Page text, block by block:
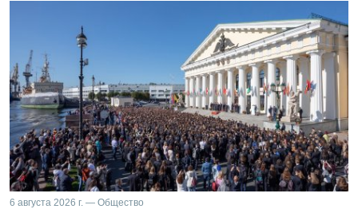
6 августа 2026 г. — Общество